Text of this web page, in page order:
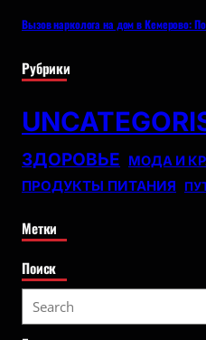
Вызов нарколога на дом в Кемерово:
Рубрики
ЗДОРОВЬЕ МОДА И
ПРОДУКТЫ ПИТАНИЯ
Метки
Поиск
e